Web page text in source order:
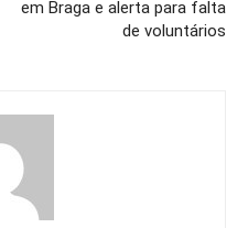
em Braga e alerta para falta
de voluntários